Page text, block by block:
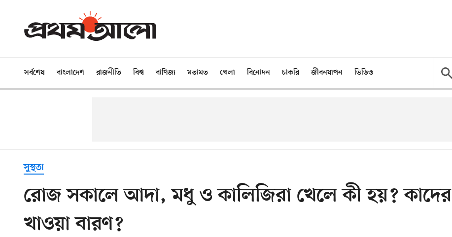
সর্বশেষ বাংলাদেশ রাজনীতি বিশ্ব বাণিজ্য মতামত খেলা বিনোদন চাকরি জীবনযাপন ভিডিও
সুস্থতা
রোজ সকালে আদা, মধু ও কালিজিরা খেলে কী হয়? কাদের
খাওয়া বারণ?